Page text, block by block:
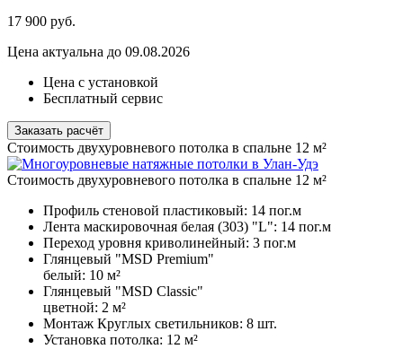
17 900 руб.
Цена актуальна до 09.08.2026
Цена с установкой
Бесплатный сервис
Заказать расчёт
Стоимость двухуровневого потолка в спальне 12 м²
Стоимость двухуровневого потолка в спальне 12 м²
Профиль стеновой пластиковый: 14 пог.м
Лента маскировочная белая (303) "L": 14 пог.м
Переход уровня криволинейный: 3 пог.м
Глянцевый "MSD Premium"
белый: 10 м²
Глянцевый "MSD Classic"
цветной: 2 м²
Монтаж Круглых светильников: 8 шт.
Установка потолка: 12 м²